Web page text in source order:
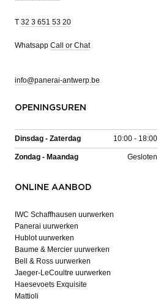
T 32 3 651 53 20
Whatsapp Call or Chat
info@panerai-antwerp.be
OPENINGSUREN
Dinsdag - Zaterdag 10:00 - 18:00
Zondag - Maandag Gesloten
ONLINE AANBOD
IWC Schaffhausen uurwerken
Panerai uurwerken
Hublot uurwerken
Baume & Mercier uurwerken
Bell & Ross uurwerken
Jaeger-LeCoultre uurwerken
Haesevoets Exquisite
Mattioli